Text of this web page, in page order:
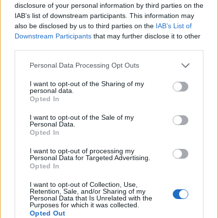
disclosure of your personal information by third parties on the
IAB’s list of downstream participants. This information may
also be disclosed by us to third parties on the IAB’s List of
Downstream Participants that may further disclose it to other
Personal Data Processing Opt Outs
I want to opt-out of the Sharing of my
personal data.
Opted In
I want to opt-out of the Sale of my
Personal Data.
Opted In
I want to opt-out of processing my
Personal Data for Targeted Advertising.
Opted In
I want to opt-out of Collection, Use,
Retention, Sale, and/or Sharing of my
Personal Data that Is Unrelated with the
Purposes for which it was collected.
Opted Out
Lorsque vous cuisinez, pensez à lancer plusieurs
préparations en même temps (riz dans un cuiseur,
l’avance
une sauce yaourt ou une marinade. Conservez-les au
frais dans des petits bocaux. Vous pourrez relever
rapidement vos plats ou salades sans refaire une
sauce à chaque fois.
Réutiliser et transformer les restes
Ne jetez plus vos restes ! Ils sont une base idéale pour
improviser un repas express : les légumes cuits